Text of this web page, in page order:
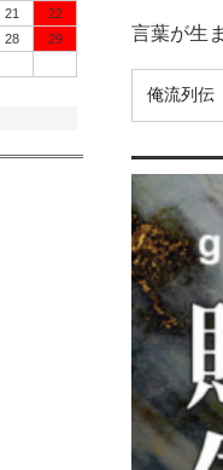
言葉が生
俺流列伝
21
22
28
29